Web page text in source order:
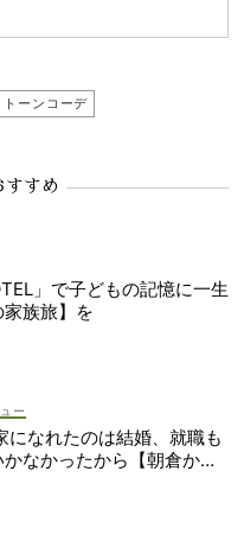
ーンコーデ
すすめ
」で子どもの記憶に一生
族旅】を
ー
になれたのは結婚、就職も
なかったから【朝倉かす